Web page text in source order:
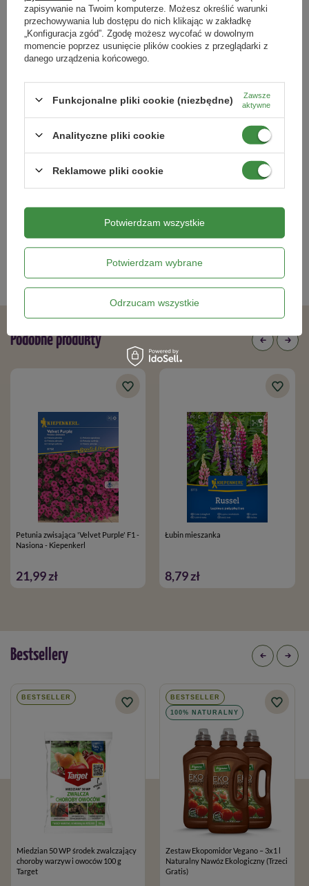
Cukinia Custard White – Kiepenkerl Bakłażan ,,Lucilla’’ F1 – Kiepenkerl
Kategorie powiązane
Nasiona warzyw,
Podobne produkty
Petunia zwisająca 'Velvet Purple' F1 -
Nasiona - Kiepenkerl
21,99 zł
Łubin mieszanka
8,79 zł
Bestsellery
BESTSELLER
Miedzian 50 WP środek zwalczający
choroby warzyw i owoców 100 g
Target
BESTSELLER
100% NATURALNY
Zestaw Ekopomidor Vegano – 3x1 l
Naturalny Nawóz Ekologiczny (Trzeci
Gratis)
zapisywanie na Twoim komputerze. Możesz określić warunki
przechowywania lub dostępu do nich klikając w zakładkę
„Konfiguracja zgód”. Zgodę możesz wycofać w dowolnym
momencie poprzez usunięcie plików cookies z przeglądarki z
danego urządzenia końcowego.
Funkcjonalne pliki cookie (niezbędne)
Zawsze
aktywne
Analityczne pliki cookie
Reklamowe pliki cookie
Potwierdzam wybrane
Odrzucam wszystkie
Potwierdzam wszystkie